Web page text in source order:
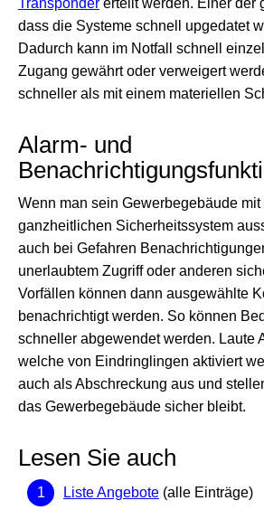
Transponder erteilt werden. Einer der
dass die Systeme schnell upgedatet
Dadurch kann im Notfall schnell
Zugang gewährt oder verweigert
schneller als mit einem materiellen
Alarm- und
Wenn man sein Gewerbegebäude mit
ganzheitlichen Sicherheitssystem
auch bei Gefahren
unerlaubtem Zugriff oder anderen
Vorfällen können dann ausgewählte
benachrichtigt werden. So können
schneller abgewendet werden. Laute
welche von Eindringlingen aktiviert
auch als Abschreckung aus und
das Gewerbegebäude sicher bleibt.
Lesen Sie auch
Liste Angebote (alle Einträge)